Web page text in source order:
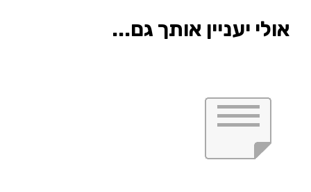
אולי יעניין אותך גם...